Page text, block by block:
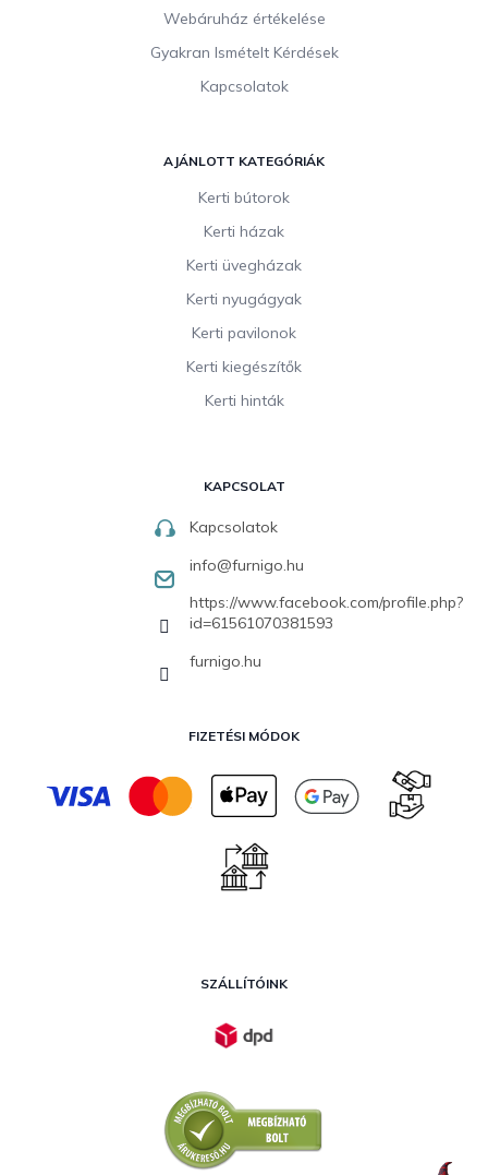
Webáruház értékelése
Gyakran Ismételt Kérdések
Kapcsolatok
AJÁNLOTT KATEGÓRIÁK
Kerti bútorok
Kerti házak
Kerti üvegházak
Kerti nyugágyak
Kerti pavilonok
Kerti kiegészítők
Kerti hinták
KAPCSOLAT
Kapcsolatok
info@furnigo.hu
https://www.facebook.com/profile.php?
id=61561070381593
furnigo.hu
FIZETÉSI MÓDOK
SZÁLLÍTÓINK